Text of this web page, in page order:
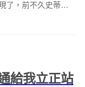
了，前不久史蒂芬
運用擴增實境(AR)...
給我立正站